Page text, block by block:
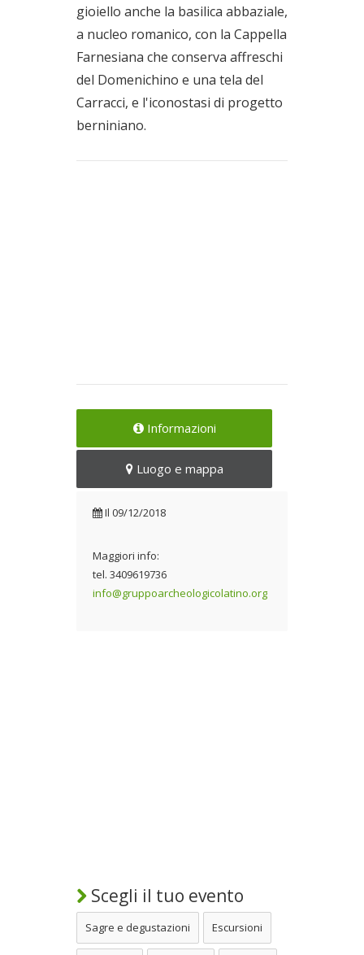
gioiello anche la basilica abbaziale,
a nucleo romanico, con la Cappella
Farnesiana che conserva affreschi
del Domenichino e una tela del
Carracci, e l'iconostasi di progetto
berniniano.
Informazioni
Luogo e mappa
Il 09/12/2018
Maggiori info:
tel. 3409619736
info@gruppoarcheologicolatino.org
Scegli il tuo evento
Sagre e degustazioni Escursioni